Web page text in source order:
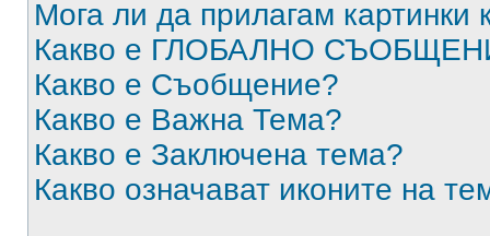
Мога ли да прилагам
Какво е ГЛОБАЛНО
Какво е Съобщение?
Какво е Важна Тема?
Какво е Заключена тема?
Какво означават иконите на